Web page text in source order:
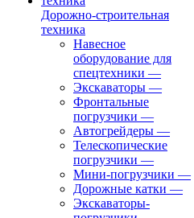
Дорожно-строительная
техника
Навесное
оборудование для
спецтехники —
Экскаваторы —
Фронтальные
погрузчики —
Автогрейдеры —
Телескопические
погрузчики —
Мини-погрузчики —
Дорожные катки —
Экскаваторы-